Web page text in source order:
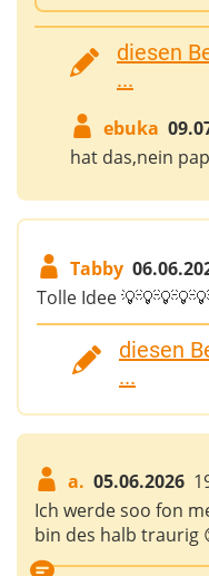
diesen
...
ebuka
hat das,nein
Tabby
Tolle Idee
diesen
...
a. 05.06.2026
Ich werde soo fon
bin des halb traurig